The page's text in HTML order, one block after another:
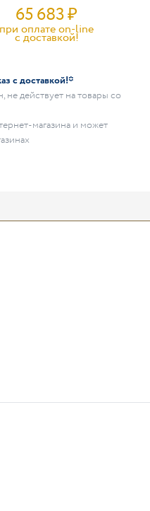
65 683₽
при оплате on-line
c доставкой!
с доставкой!*
действует на товары со
магазина и может